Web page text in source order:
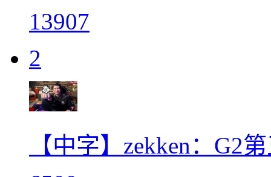
13907
2
【中字】zekken：G2